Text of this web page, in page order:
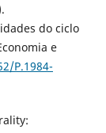
do ciclo
e
P.1984-